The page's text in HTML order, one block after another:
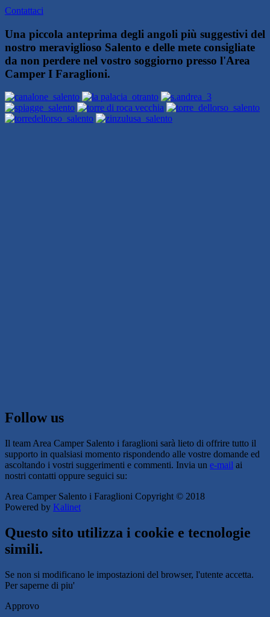
Contattaci
Una piccola anteprima degli angoli più suggestivi del
nostro meraviglioso Salento e delle mete consigliate
da non perdere nel vostro soggiorno presso l'Area
Camper I Faraglioni.
Follow us
Il team Area Camper Salento i faraglioni sarà lieto di offrire tutto il
supporto in qualsiasi momento rispondendo alle vostre domande ed
ascoltando i vostri suggerimenti e commenti. Invia un e-mail ai
nostri contatti oppure seguici su:
Area Camper Salento i Faraglioni Copyright © 2018
Powered by Kalinet
Questo sito utilizza i cookie e tecnologie
simili.
Se non si modificano le impostazioni del browser, l'utente accetta.
Per saperne di piu'
Approvo